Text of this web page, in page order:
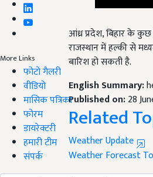
More Links
फोटो गैलरी
वीडियो
मासिक पत्रिका
फोरम
डायरेक्टरी
हमारी टीम
संपर्क
राजस्थान में हल्की से
बारिश हो सकती है.
Published on:28
Related
Weather Update
Weather Forecast
Like this